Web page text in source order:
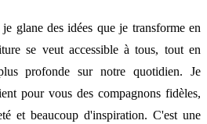
glane des idées que je transforme en
se veut accessible à tous, tout en
profonde sur notre quotidien. Je
pour vous des compagnons fidèles,
et beaucoup d'inspiration. C'est une